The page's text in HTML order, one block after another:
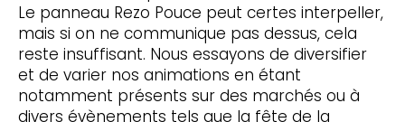
Le panneau Rezo Pouce peut certes interpeller,
mais si on ne communique pas dessus, cela
reste insuffisant. Nous essayons de diversifier
et de varier nos animations en étant
notamment présents sur des marchés ou à
divers évènements tels que la fête de la